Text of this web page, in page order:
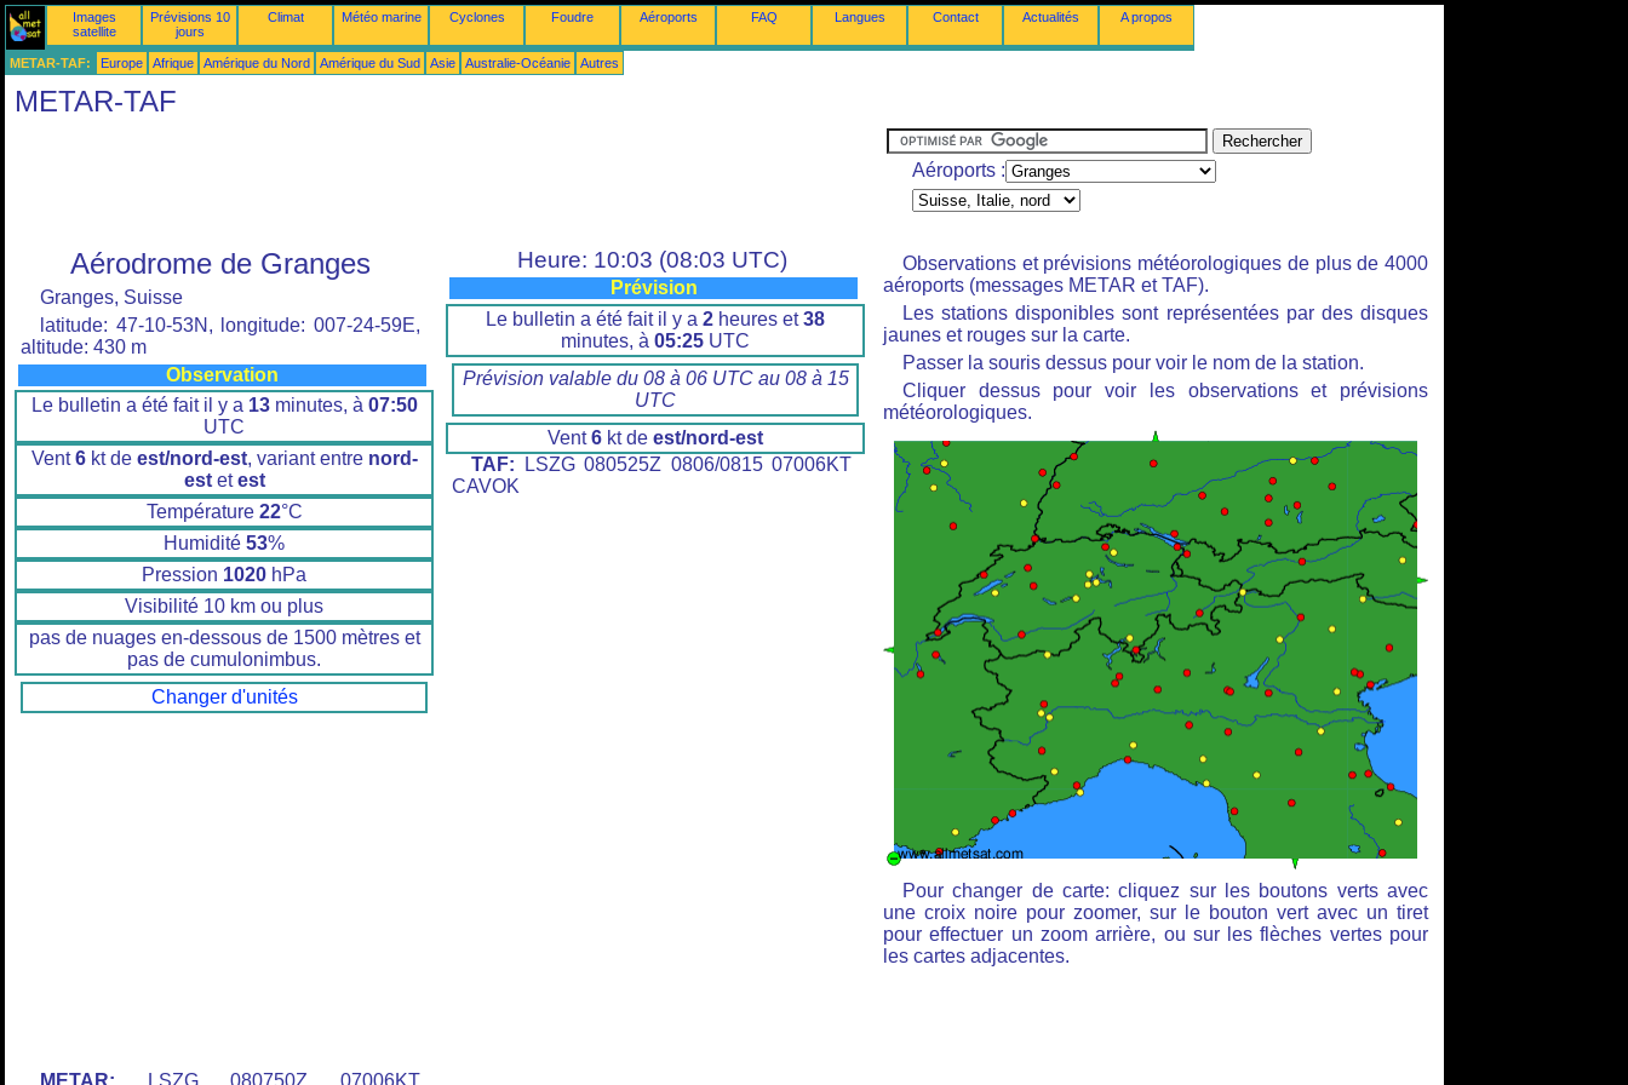
Images
satellite
Prévisions 10
jours
Climat Météo marine Cyclones Foudre Aéroports FAQ Langues Contact Actualités A propos
METAR-TAF: Europe Afrique Amérique du Nord Amérique du Sud Asie Australie-Océanie Autres
METAR-TAF
Aéroports :
Aérodrome de Granges
Granges, Suisse
latitude: 47-10-53N, longitude: 007-24-59E,
altitude: 430 m
Observation
Le bulletin a été fait il y a 13minutes, à 07:50
UTC
Vent6kt de est/nord-est, variant entre nord-
estetest
Température 22°C
Humidité 53%
Pression 1020 hPa
Visibilité 10 km ou plus
pas de nuages en-dessous de 1500 mètres et
pas de cumulonimbus.
Changer d'unités
Heure: 10:03 (08:03 UTC)
Prévision
Le bulletin a été fait il y a 2 heures et38
minutes, à 05:25 UTC
Prévision valable du 08 à 06 UTC au 08 à 15
UTC
Vent6 kt de est/nord-est
TAF: LSZG 080525Z 0806/0815 07006KT
CAVOK
Observations et prévisions météorologiques de plus de 4000
aéroports (messages METAR et TAF).
Les stations disponibles sont représentées par des disques
jaunes et rouges sur la carte.
Passer la souris dessus pour voir le nom de la station.
Cliquer dessus pour voir les observations et prévisions
météorologiques.
Pour changer de carte: cliquez sur les boutons verts avec
une croix noire pour zoomer, sur le bouton vert avec un tiret
pour effectuer un zoom arrière, ou sur les flèches vertes pour
les cartes adjacentes.